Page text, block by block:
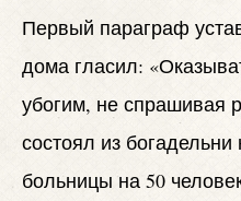
Первый параграф
дома гласил:
убогим, не спрашивая
состоял из богадельни
больницы на 50